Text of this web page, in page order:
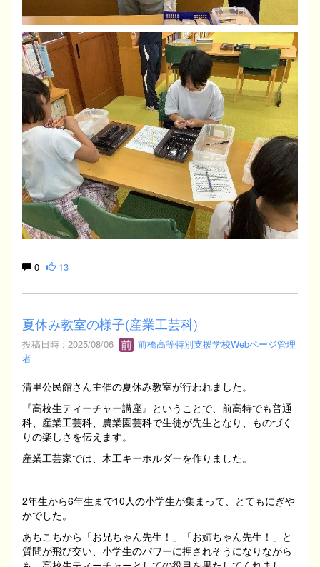
0 13
夏休み教室の様子(産業工芸科)
投稿日時 : 2025/08/06
前橋高等特別支援学校Webページ管理
者
清里公民館さん主催の夏休み教室が行われました。
『高校生ティーチャー講座』ということで、前高特でも普通
科、産業工芸科、農業園芸科で生徒が先生となり、ものづく
りの楽しさを伝えます。
産業工芸家では、木工キーホルダーを作りました。
2年生から6年生まで10人の小学生が集まって、とてもにぎや
かでした。
あちこちから「お兄ちゃん先生！」「お姉ちゃん先生！」と
質問が飛び交い、小学生のパワーに押されそうになりながら